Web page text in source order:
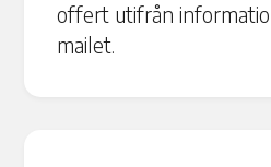
offert utifrån
mailet.